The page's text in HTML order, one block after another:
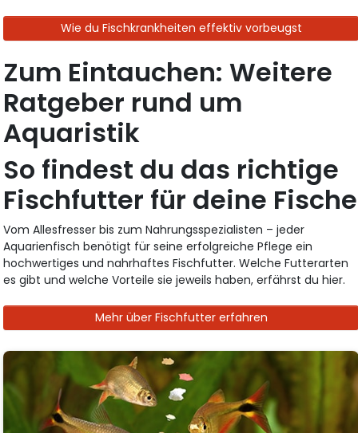
Wie du Fischkrankheiten effektiv vorbeugst
Zum Eintauchen: Weitere
Ratgeber rund um
Aquaristik
So findest du das richtige
Fischfutter für deine Fische
Vom Allesfresser bis zum Nahrungsspezialisten – jeder
Aquarienfisch benötigt für seine erfolgreiche Pflege ein
hochwertiges und nahrhaftes Fischfutter. Welche Futterarten
es gibt und welche Vorteile sie jeweils haben, erfährst du hier.
Mehr über Fischfutter erfahren